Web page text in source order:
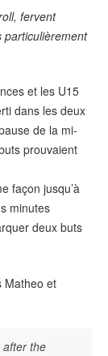
fervent
particulièrement
et les U15
dans les deux
de la mi-
prouvaient
façon jusqu’à
minutes
deux buts
Matheo et
after the